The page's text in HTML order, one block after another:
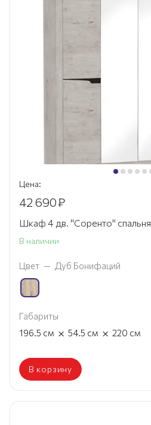
Цена:
42 690₽
Шкаф 4 дв. "Соренто" спальня
В наличии
Цвет — Дуб Бонифаций
Габариты
196.5 см × 54.5 см × 220 см
В корзину